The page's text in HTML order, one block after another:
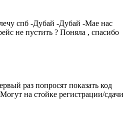
спб -Дубай -Дубай -Мае нас
не пустить ? Поняла , спасибо
раз попросят показать код
на стойке регистрации/сдачи